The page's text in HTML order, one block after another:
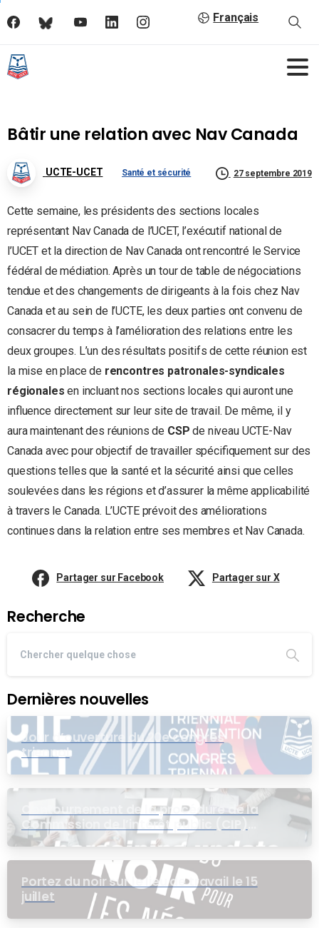
Français
Bâtir une relation avec Nav Canada
UCTE-UCET Santé et sécurité 27 septembre 2019
Cette semaine, les présidents des sections locales
représentant Nav Canada de l’UCET, l’exécutif national de
l’UCET et la direction de Nav Canada ont rencontré le Service
fédéral de médiation. Après un tour de table de négociations
tendue et des changements de dirigeants à la fois chez Nav
Canada et au sein de l’UCTE, les deux parties ont convenu de
consacrer du temps à l’amélioration des relations entre les
deux groupes. L’un des résultats positifs de cette réunion est
la mise en place de rencontres patronales-syndicales
régionales en incluant nos sections locales qui auront une
influence directement sur leur site de travail. De même, il y
aura maintenant des réunions de CSP de niveau UCTE-Nav
Canada avec pour objectif de travailler spécifiquement sur des
questions telles que la santé et la sécurité ainsi que celles
soulevées dans les régions et d’assurer la même applicabilité
à travers le Canada. L’UCTE prévoit des améliorations
continues dans la relation entre ses membres et Nav Canada.
Partager sur Facebook Partager sur X
Recherche
Dernières nouvelles
Jour d’ouverture du 20e congrès
triennal
Contournement de la procédure de la
Commission de l’intérêt public (CIP)
pour le groupe EB
Portez du noir sur le lieu de travail le 15
juillet